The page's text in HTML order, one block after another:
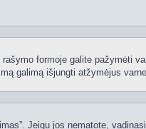
formoje galite pažymėti
galimą išjungti atžymėjus
Jeigu jos nematote,